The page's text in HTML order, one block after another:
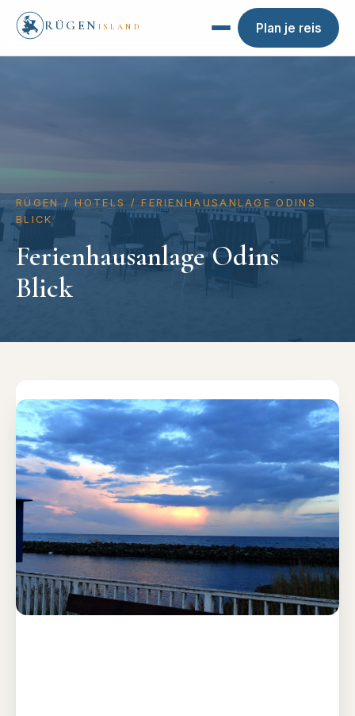
RÜGEN ISLAND Plan je reis
RÜGEN / HOTELS / FERIENHAUSANLAGE ODINS
BLICK
Ferienhausanlage Odins
Blick